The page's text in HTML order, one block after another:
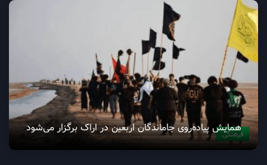
فرهنگی
همایش پیاده‌روی جاماندگان اربعین در اراک برگزار می‌شود